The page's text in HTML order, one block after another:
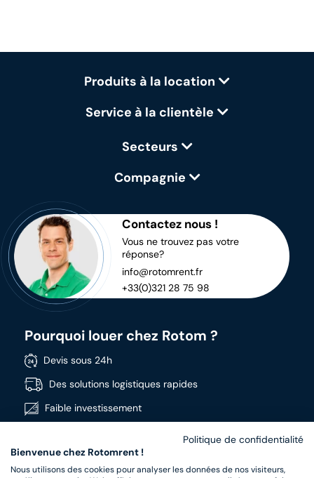
Produits à la location
Service à la clientèle
Secteurs
Compagnie
Contactez nous !
Vous ne trouvez pas votre
réponse?
info@rotomrent.fr
+33(0)321 28 75 98
Pourquoi louer chez Rotom ?
Devis sous 24h
Des solutions logistiques rapides
Faible investissement
Large gamme
Politique de confidentialité
Bienvenue chez Rotomrent !
Nous utilisons des cookies pour analyser les données de nos visiteurs,